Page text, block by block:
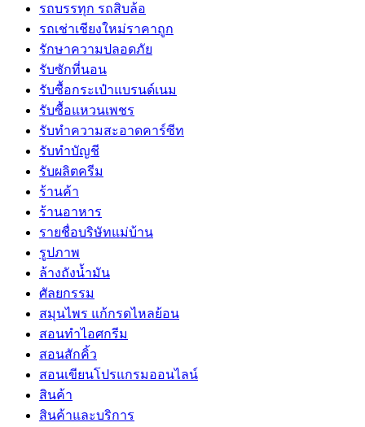
รถบรรทุก รถสิบล้อ
รถเช่าเชียงใหม่ราคาถูก
รักษาความปลอดภัย
รับซักที่นอน
รับซื้อกระเป๋าแบรนด์เนม
รับซื้อแหวนเพชร
รับทำความสะอาดคาร์ซีท
รับทำบัญชี
รับผลิตครีม
ร้านค้า
ร้านอาหาร
รายชื่อบริษัทแม่บ้าน
รูปภาพ
ล้างถังน้ำมัน
ศัลยกรรม
สมุนไพร แก้กรดไหลย้อน
สอนทำไอศกรีม
สอนสักคิ้ว
สอนเขียนโปรแกรมออนไลน์
สินค้า
สินค้าและบริการ